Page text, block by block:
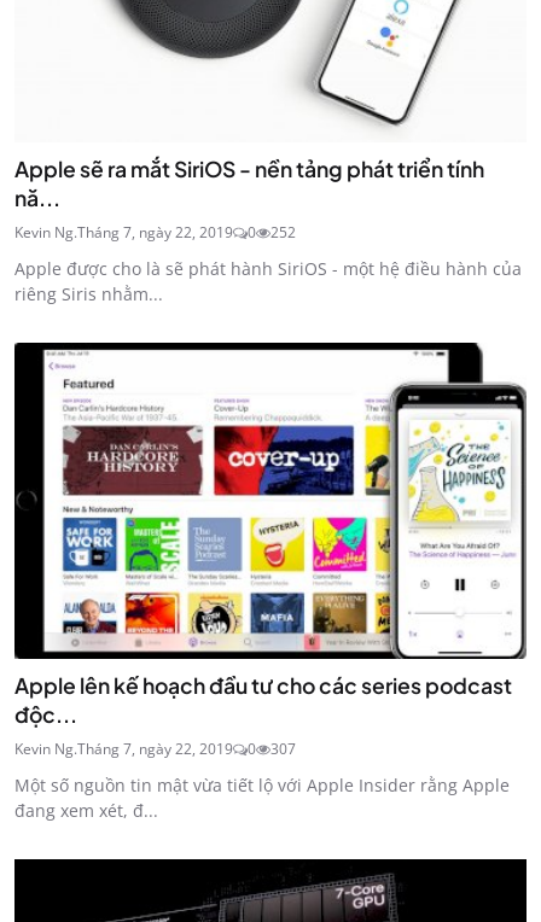
Apple sẽ ra mắt SiriOS - nền tảng phát triển tính
nă...
Kevin Ng.Tháng 7, ngày 22, 2019 0 252
Apple được cho là sẽ phát hành SiriOS - một hệ điều hành của
riêng Siris nhằm...
Apple lên kế hoạch đầu tư cho các series podcast
độc...
Kevin Ng.Tháng 7, ngày 22, 2019 0 307
Một số nguồn tin mật vừa tiết lộ với Apple Insider rằng Apple
đang xem xét, đ...